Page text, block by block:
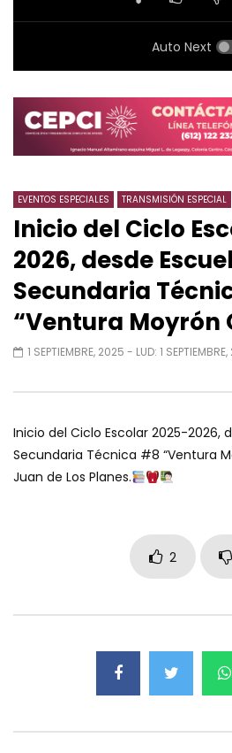
Auto Next
EVENTOS ESPECIALES TRANSMISIÓN ESPECIAL
Inicio del Ciclo
2026, desde
Secundaria
“Ventura Moyrón
1 SEPTIEMBRE, 2025 - LUD: 1
Inicio del Ciclo Escolar 2025-2026,
Secundaria Técnica #8 “Ventura
Juan de Los Planes.
2